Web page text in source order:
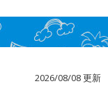
2026/08/08 更新